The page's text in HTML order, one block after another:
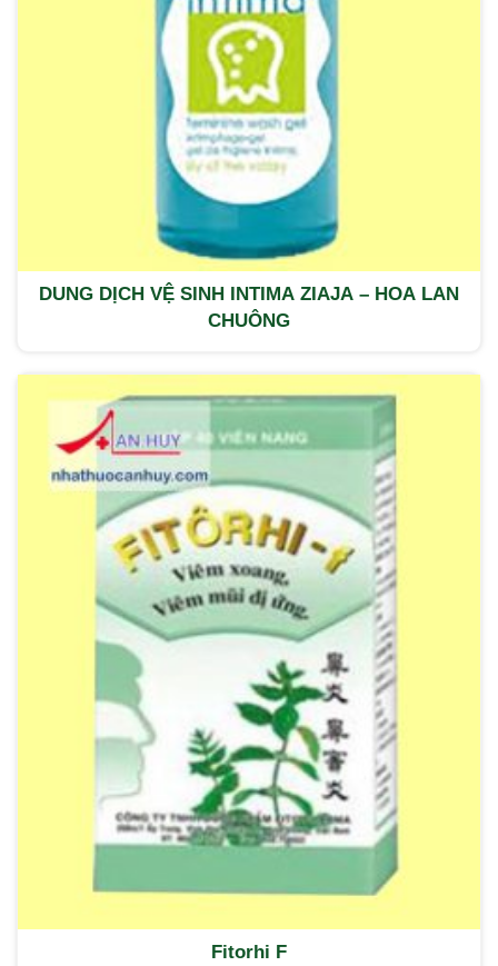
DUNG DỊCH VỆ SINH INTIMA ZIAJA – HOA LAN
CHUÔNG
Fitorhi F